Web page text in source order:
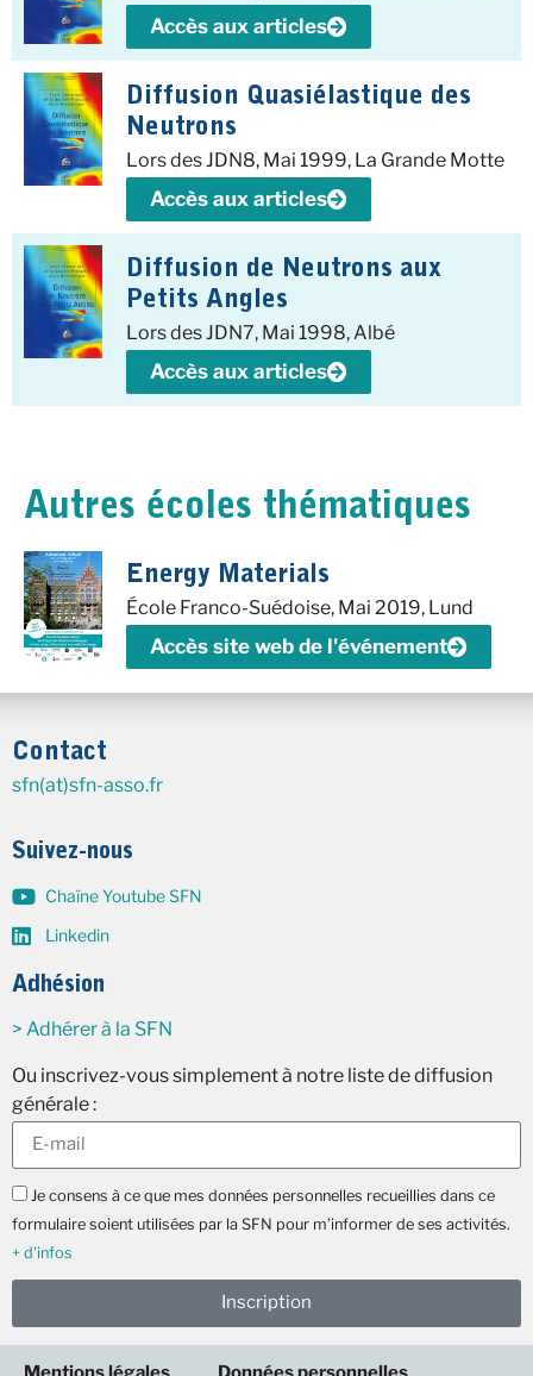
Accès aux articles
Diffusion Quasiélastique des
Neutrons
Lors des JDN8, Mai 1999, La Grande Motte
Accès aux articles
Diffusion de Neutrons aux
Petits Angles
Lors des JDN7, Mai 1998, Albé
Accès aux articles
Autres écoles thématiques
Energy Materials
École Franco-Suédoise, Mai 2019, Lund
Accès site web de l'événement
Contact
sfn(at)sfn-asso.fr
Suivez-nous
Chaîne Youtube SFN
Linkedin
Adhésion
> Adhérer à la SFN
Ou inscrivez-vous simplement à notre liste de diffusion
générale :
Je consens à ce que mes données personnelles recueillies dans ce
formulaire soient utilisées par la SFN pour m’informer de ses activités.
+ d'infos
Inscription